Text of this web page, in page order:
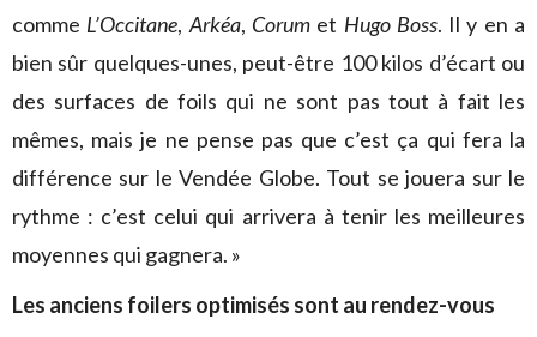
comme L’Occitane, Arkéa, Corumet Hugo Boss. Il y en a
bien sûr quelques-unes, peut-être 100 kilos d’écart ou
des surfaces de foils qui ne sont pas tout à fait les
mêmes, mais je ne pense pas que c’est ça qui fera la
différence sur le Vendée Globe. Tout se jouera sur le
rythme : c’est celui qui arrivera à tenir les meilleures
moyennes qui gagnera. »
Les anciens foilers optimisés sont au rendez-vous